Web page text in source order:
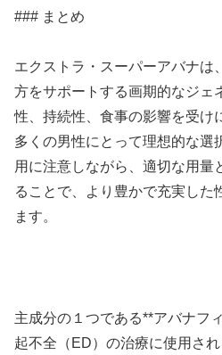
### まとめ
エクストラ・スーパーアバナは
方をサポートする画期的なジェ
性、持続性、食事の影響を受け
多くの男性にとって理想的な選
用に注意しながら、適切な用量
ることで、より豊かで充実した
ます。
主成分の１つである**アバナフ
起不全（ED）の治療に使用さ